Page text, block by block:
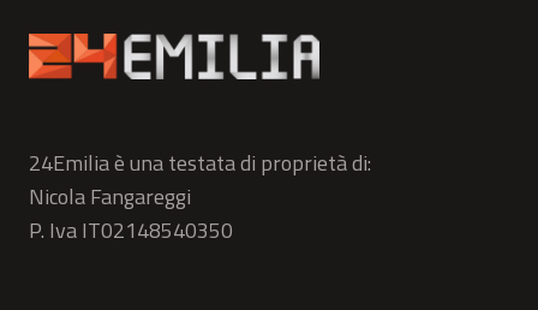
24Emilia è una testata di proprietà di:
Nicola Fangareggi
P. Iva IT02148540350